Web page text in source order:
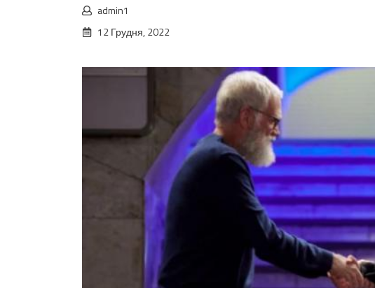
admin1
12 Грудня, 2022